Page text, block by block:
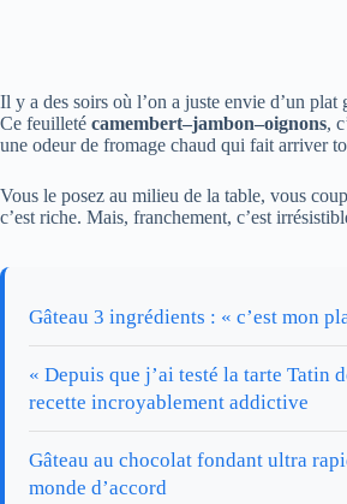
Il y a des soirs où l’on a juste envie d’un
Ce feuilleté camembert–jambon–oignons,
une odeur de fromage chaud qui fait arriver
Vous le posez au milieu de la table, vous
c’est riche. Mais, franchement, c’est
Gâteau 3 ingrédients : « c’est mon
« Depuis que j’ai testé la tarte Tatin
recette incroyablement addictive
Gâteau au chocolat fondant ultra
monde d’accord